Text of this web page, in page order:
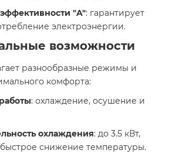
"A": гарантирует
электроэнергии.​
возможности
разнообразные режимы и
комфорта:​
: охлаждение, осушение и
охлаждения: до 3.5 кВт,
снижение температуры.